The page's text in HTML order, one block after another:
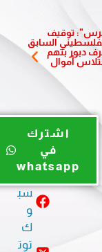
توقيف
السابق
دبور بتهم
أموال
تزور
وتؤكد
يو
ب
سب
و
توت
اشترك
في
whatsapp